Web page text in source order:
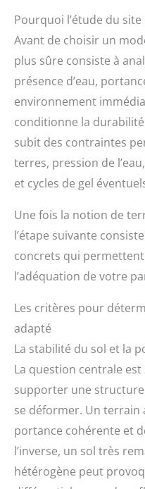
Pourquoi l’étude du
Avant de choisir un
plus sûre consiste à
présence d’eau,
environnement
conditionne la durabilité
subit des contraintes
terres, pression de
et cycles de gel
Une fois la notion de
l’étape suivante
concrets qui
l’adéquation de votre
Les critères pour
adapté
La stabilité du sol et la
La question centrale
supporter une structure
se déformer. Un terrain
portance cohérente et
l’inverse, un sol très
hétérogène peut